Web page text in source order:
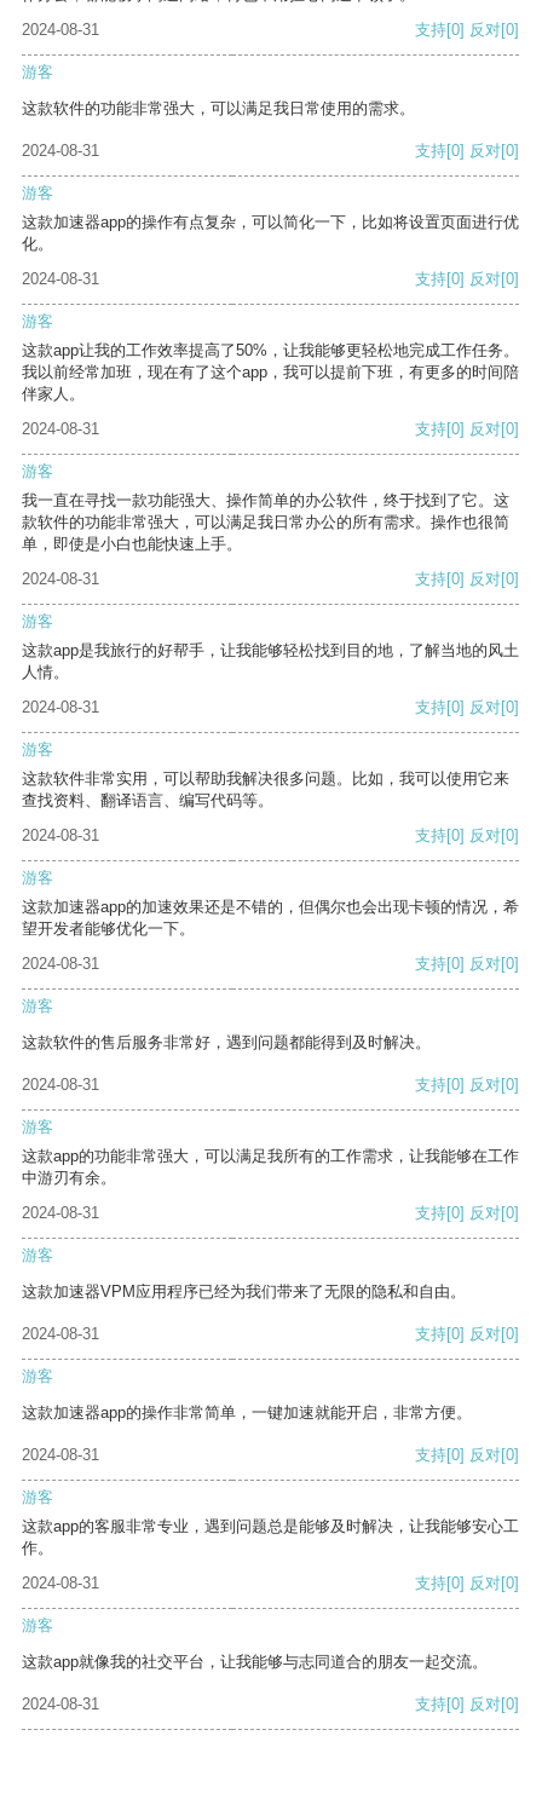
2024-08-31
支持[0] 反对[0]
游客
这款软件的功能非常强大，可以满足我日常使用的需求。
2024-08-31 支持[0] 反对[0]
游客
这款加速器app的操作有点复杂，可以简化一下，比如将设置页面进行优
化。
2024-08-31
支持[0] 反对[0]
游客
这款app让我的工作效率提高了50%，让我能够更轻松地完成工作任务。
我以前经常加班，现在有了这个app，我可以提前下班，有更多的时间陪
伴家人。
2024-08-31
支持[0] 反对[0]
游客
我一直在寻找一款功能强大、操作简单的办公软件，终于找到了它。这
款软件的功能非常强大，可以满足我日常办公的所有需求。操作也很简
单，即使是小白也能快速上手。
2024-08-31
支持[0] 反对[0]
游客
这款app是我旅行的好帮手，让我能够轻松找到目的地，了解当地的风土
人情。
2024-08-31
支持[0] 反对[0]
游客
这款软件非常实用，可以帮助我解决很多问题。比如，我可以使用它来
查找资料、翻译语言、编写代码等。
2024-08-31
支持[0] 反对[0]
游客
这款加速器app的加速效果还是不错的，但偶尔也会出现卡顿的情况，希
望开发者能够优化一下。
2024-08-31
支持[0] 反对[0]
游客
这款软件的售后服务非常好，遇到问题都能得到及时解决。
2024-08-31 支持[0] 反对[0]
游客
这款app的功能非常强大，可以满足我所有的工作需求，让我能够在工作
中游刃有余。
2024-08-31
支持[0] 反对[0]
游客
这款加速器VPM应用程序已经为我们带来了无限的隐私和自由。
2024-08-31 支持[0] 反对[0]
游客
这款加速器app的操作非常简单，一键加速就能开启，非常方便。
2024-08-31 支持[0] 反对[0]
游客
这款app的客服非常专业，遇到问题总是能够及时解决，让我能够安心工
作。
2024-08-31
支持[0] 反对[0]
游客
这款app就像我的社交平台，让我能够与志同道合的朋友一起交流。
2024-08-31 支持[0] 反对[0]